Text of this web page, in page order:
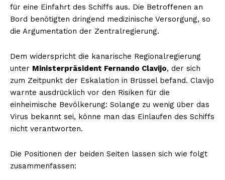
für eine Einfahrt des Schiffs aus. Die Betroffenen an
Bord benötigten dringend medizinische Versorgung, so
die Argumentation der Zentralregierung.
Dem widerspricht die kanarische Regionalregierung
unter Ministerpräsident Fernando Clavijo, der sich
zum Zeitpunkt der Eskalation in Brüssel befand. Clavijo
warnte ausdrücklich vor den Risiken für die
einheimische Bevölkerung: Solange zu wenig über das
Virus bekannt sei, könne man das Einlaufen des Schiffs
nicht verantworten.
Die Positionen der beiden Seiten lassen sich wie folgt
zusammenfassen: